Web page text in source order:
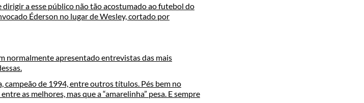
a esse público não tão acostumado ao futebol do
Éderson no lugar de Wesley, cortado por
normalmente apresentado entrevistas das mais
de 1994, entre outros títulos. Pés bem no
as melhores, mas que a “amarelinha” pesa. E sempre